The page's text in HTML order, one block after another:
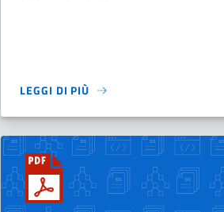
LEGGI DI PIÙ